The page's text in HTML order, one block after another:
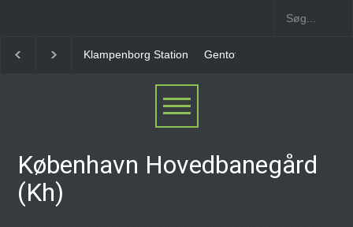
Gentofte Station Ny Ellebjerg Station [2006-2023]
København Hovedbanegård
(Kh)